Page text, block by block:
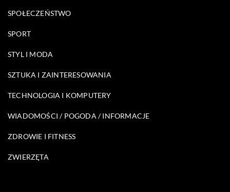
SPOŁECZEŃSTWO
SPORT
STYL I MODA
SZTUKA I ZAINTERESOWANIA
TECHNOLOGIA I KOMPUTERY
WIADOMOŚCI / POGODA / INFORMACJE
ZDROWIE I FITNESS
ZWIERZĘTA